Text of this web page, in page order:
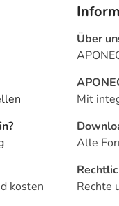
kosten
Über
Mit
Alle
Rechte